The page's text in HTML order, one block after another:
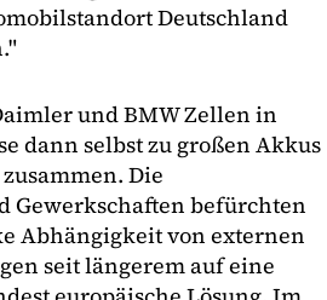
Deutschland
und BMW Zellen in
dann selbst zu großen Akkus
Die
Gewerkschaften befürchten
Abhängigkeit von externen
seit längerem auf eine